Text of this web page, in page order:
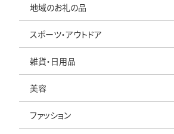
地域のお礼の品
スポーツ・アウトドア
雑貨・日用品
美容
ファッション